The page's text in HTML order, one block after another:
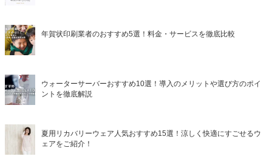
年賀状印刷業者のおすすめ5選！料金・サービスを徹底比較
ウォーターサーバーおすすめ10選！導入のメリットや選び方のポイ
ントを徹底解説
夏用リカバリーウェア人気おすすめ15選！涼しく快適にすごせるウ
ェアをご紹介！